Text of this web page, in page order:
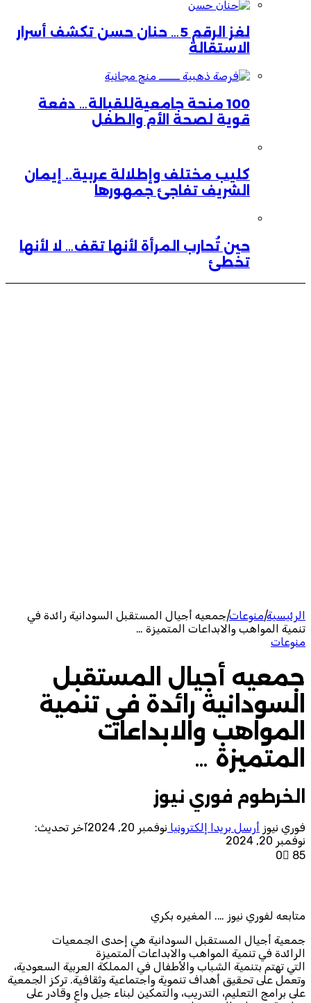
لغز الرقم 5… حنان حسن تكشف أسرار
الاستقالة
100 منحة جامعيةللقبالة… دفعة
قوية لصحة الأم والطفل
كليب مختلف وإطلالة عربية.. إيمان
الشريف تفاجئ جمهورها
حين تُحارب المرأة لأنها تقف… لا لأنها
تخطئ
الرئيسية|منوعات|جمعيه أجيال المستقبل السودانية رائدة في
تنمية المواهب والابداعات المتميزة …
منوعات
جمعيه أجيال المستقبل
السودانية رائدة في تنمية
المواهب والابداعات
المتميزة …
الخرطوم فوري نيوز
فوري نيوز أرسل بريدا إلكترونيا نوفمبر 20, 2024
آخر تحديث:
نوفمبر 20, 2024
0
85
متابعه لفوري نيوز …. المغيره بكري
جمعية أجيال المستقبل السودانية هي إحدى الجمعيات
الرائدة في تنمية المواهب والابداعات المتميزة
التي تهتم بتنمية الشباب والأطفال في المملكة العربية السعودية،
وتعمل على تحقيق أهداف تنموية واجتماعية وثقافية. تركز الجمعية
على برامج التعليم، التدريب، والتمكين لبناء جيل واعٍ وقادر على